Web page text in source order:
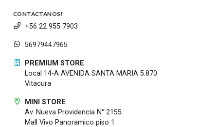
CONTACTANOS!
+56 22 955 7903
56979447965
PREMIUM STORE
Local 14-A AVENIDA SANTA MARIA 5.870
Vitacura
MINI STORE
Av. Nueva Providencia N° 2155
Mall Vivo Panoramico piso 1